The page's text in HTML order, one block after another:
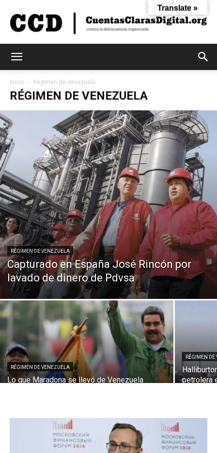
Claras
Digital
Inicio Régimen de Venezuela
RÉGIMEN DE VENEZUELA
RÉGIMEN DE VENEZUELA
Capturado en España José Rincón por
lavado de dinero de Pdvsa
RÉGIMEN DE VENEZUELA
Lo que Maradona se llevó de Venezuela
RÉGIMEN
petrolera
Translate »